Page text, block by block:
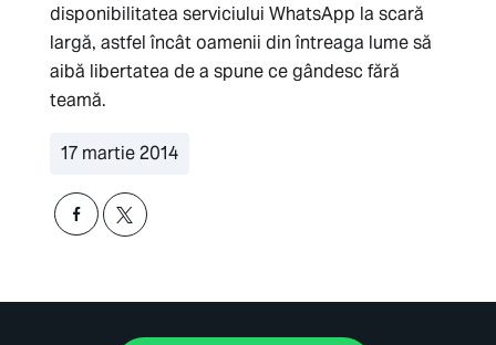
disponibilitatea serviciului WhatsApp la scară
largă, astfel încât oamenii din întreaga lume să
aibă libertatea de a spune ce gândesc fără
teamă.
17 martie 2014